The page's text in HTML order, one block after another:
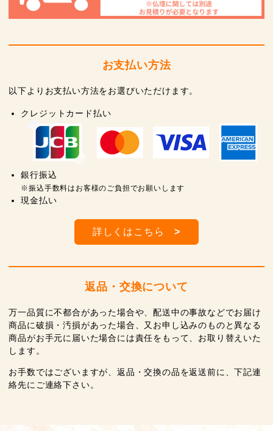
お支払い方法
以下よりお支払い方法をお選びいただけます。
クレジットカード払い
銀行振込
※振込手数料はお客様のご負担でお願いします
現金払い
詳しくはこちら>
返品・交換について
万一品質に不都合があった場合や、配送中の事故などでお届け
商品に破損・汚損があった場合、又お申し込みのものと異なる
商品がお手元に届いた場合には責任をもって、お取り替えいた
します。
お手数ではございますが、返品・交換の品を返送前に、下記連
絡先にご連絡下さい。